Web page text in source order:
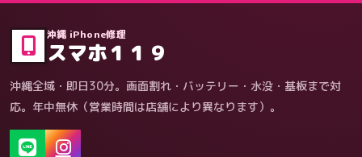
症状・内容から
沖縄 iPhone修理
スマホ１１９
沖縄全域・即日30分。画面割れ・バッテリー・水没・基板まで対
応。年中無休（営業時間は店舗により異なります）。